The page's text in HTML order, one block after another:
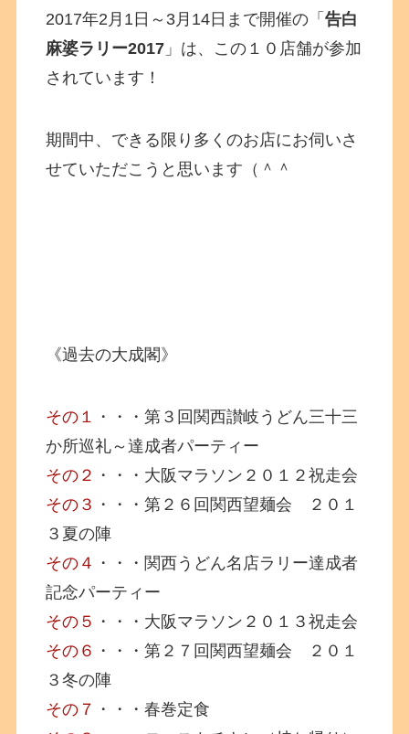
2017年2月1日～3月14日まで開催の「告白
麻婆ラリー2017 」は、この１０店舗が参加
されています！
期間中、できる限り多くのお店にお伺いさ
せていただこうと思います（＾＾
《過去の大成閣》
その１ ・・・第３回関西讃岐うどん三十三
か所巡礼～達成者パーティー
その２ ・・・大阪マラソン２０１２祝走会
その３ ・・・第２６回関西望麺会 ２０１
３夏の陣
その４ ・・・関西うどん名店ラリー達成者
記念パーティー
その５ ・・・大阪マラソン２０１３祝走会
その６ ・・・第２７回関西望麺会 ２０１
３冬の陣
その７ ・・・春巻定食